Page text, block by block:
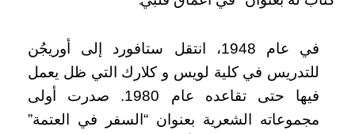
في عام 1948، انتقل ستافورد إلى أوريجُن
للتدريس في كلية لويس و كلارك التي ظل يعمل
فيها حتى تقاعده عام 1980. صدرت أولى
مجموعاته الشعرية بعنوان “السفر في العتمة”